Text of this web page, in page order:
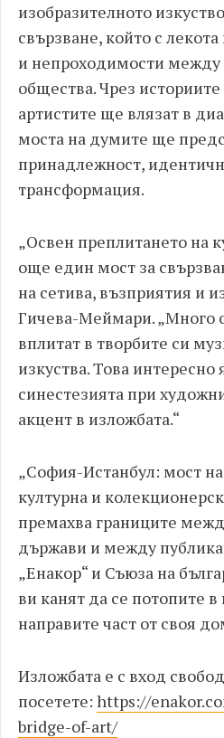
изобразителното
свързване, който с
и непроходимости между
общества. Чрез историите
артистите ще влязат в
моста на думите ще
принадлежност,
трансформация.
„Освен преплитането на
още един мост за
на сетива, възприятия и
Гичева-Меймари. „Много
вплитат в творбите си
изкуства. Това интересно
синестезията при
акцент в изложбата.“
„София-Истанбул: мост на
културна и
премахва границите
държави и между
„Енакор“ и Съюза на
ви канят да се потопите в
направите част от своя
Изложбата е с вход
посетете: https://
bridge-of-art/